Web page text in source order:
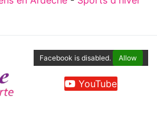
Facebook is disabled. Allow
YouTube